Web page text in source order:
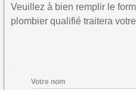
Veuillez à bien remplir le
plombier qualifié traitera
Votre nom